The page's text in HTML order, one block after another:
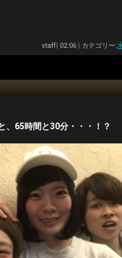
staff| 02:06 | カテゴリー:
、65時間と30分・・・！？